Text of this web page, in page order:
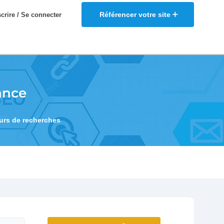
Référencer votre site
/ Se connecter
de recherches